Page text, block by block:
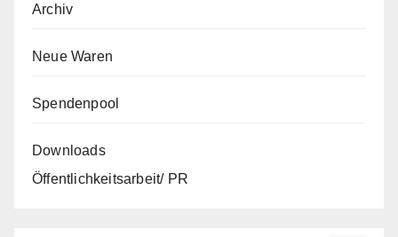
Archiv
Neue Waren
Spendenpool
Downloads
Öffentlichkeitsarbeit/ PR